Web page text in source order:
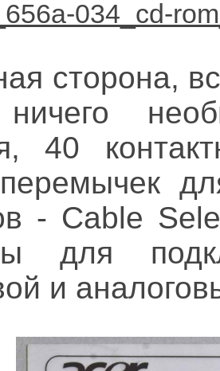
сторона,
40
- Cable
для
и